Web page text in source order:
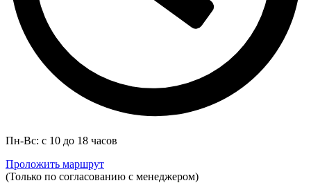
Пн-Вс: с 10 до 18 часов
Проложить маршрут
(Только по согласованию с менеджером)